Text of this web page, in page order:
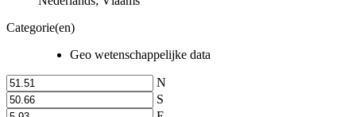
Categorie(en)
Geo wetenschappelijke data
N
S